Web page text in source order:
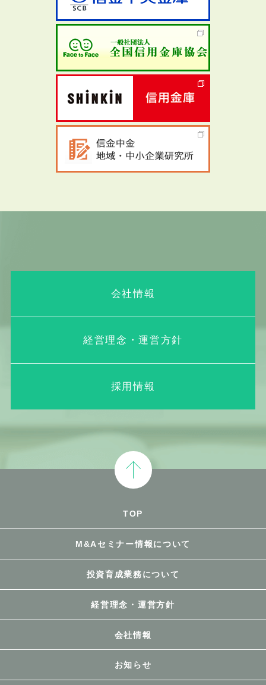
会社情報
経営理念・運営方針
採用情報
TOP
M&Aセミナー情報について
投資育成業務について
経営理念・運営方針
会社情報
お知らせ